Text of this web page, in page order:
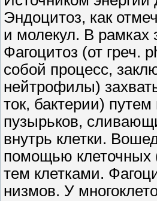
Эндоцитоз, как
и молекул. В рамках
Фагоцитоз (от
собой процесс,
нейтрофилы)
ток, бактерии)
пузырьков,
внутрь клетки.
помощью клеточных
тем клетками.
низмов. У